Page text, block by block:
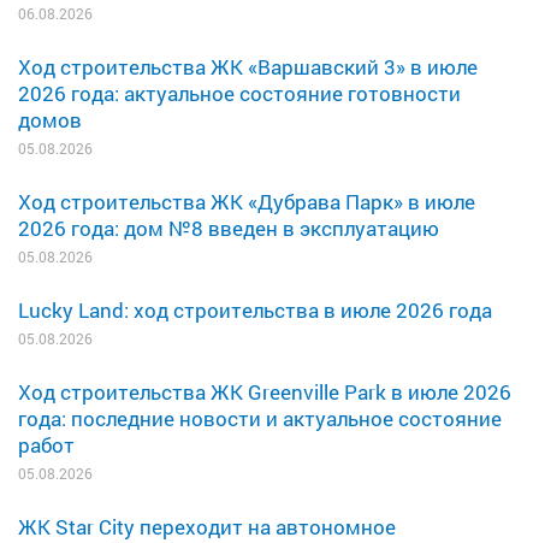
06.08.2026
Ход строительства ЖК «Варшавский 3» в июле
2026 года: актуальное состояние готовности
домов
05.08.2026
Ход строительства ЖК «Дубрава Парк» в июле
2026 года: дом №8 введен в эксплуатацию
05.08.2026
Lucky Land: ход строительства в июле 2026 года
05.08.2026
Ход строительства ЖК Greenville Park в июле 2026
года: последние новости и актуальное состояние
работ
05.08.2026
ЖК Star City переходит на автономное